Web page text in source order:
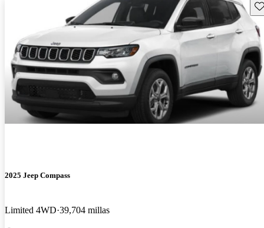
2025 Jeep Compass
Limited 4WD 39,704 millas